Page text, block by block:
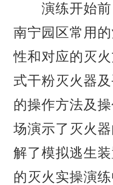
演练开始前
南宁园区常用
性和对应的灭
式干粉灭火器
的操作方法及
场演示了灭火
解了模拟逃生
的灭火实操演